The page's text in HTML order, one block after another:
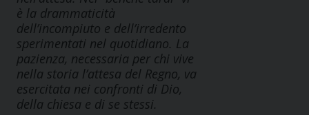
è la drammaticità
dell’incompiuto e dell’irredento
sperimentati nel quotidiano. La
pazienza, necessaria per chi vive
nella storia l’attesa del Regno, va
esercitata nei confronti di Dio,
della chiesa e di se stessi.